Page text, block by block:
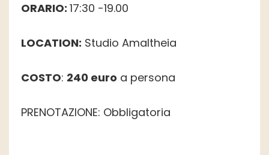
ORARIO: 17:30 -19.00
LOCATION: Studio Amaltheia
COSTO: 240 euro a persona
PRENOTAZIONE: Obbligatoria